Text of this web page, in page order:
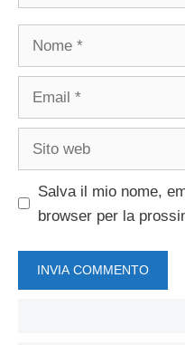
Nome
Email
Sito
Salva il mio nome,
browser per la